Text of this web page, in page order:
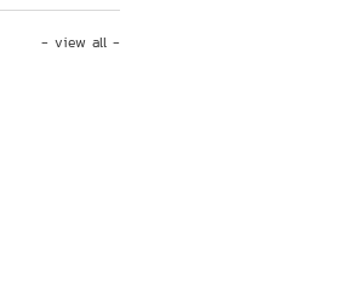
- view all -